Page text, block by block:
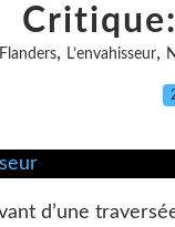
, L’envahisseur,
d’une